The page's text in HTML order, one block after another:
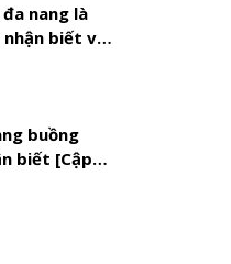
nang là
nhận biết và
buồng
[Cập